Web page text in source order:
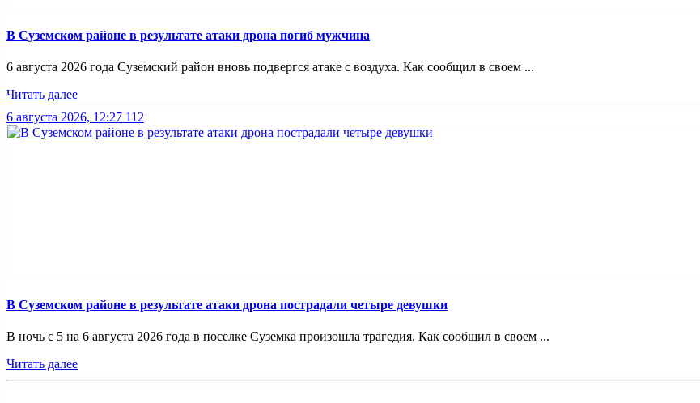
В Суземском районе в результате атаки дрона погиб мужчина
6 августа 2026 года Суземский район вновь подвергся атаке с воздуха. Как сообщил в своем ...
Читать далее
6 августа 2026, 12:27 112
В Суземском районе в результате атаки дрона пострадали четыре девушки
В ночь с 5 на 6 августа 2026 года в поселке Суземка произошла трагедия. Как сообщил в своем ...
Читать далее